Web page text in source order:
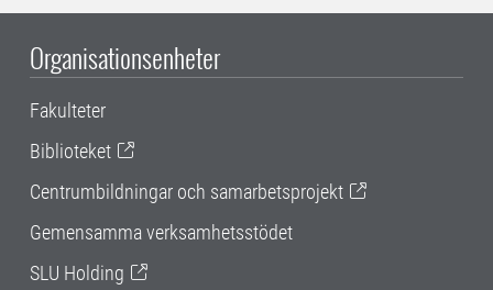
Organisationsenheter
Fakulteter
Biblioteket
Centrumbildningar och samarbetsprojekt
Gemensamma verksamhetsstödet
SLU Holding